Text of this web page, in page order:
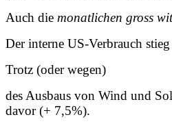
Auch die monatlichen gross
Der interne US-Verbrauch
Trotz (oder wegen)
des Ausbaus von Wind und
davor (+ 7,5%).